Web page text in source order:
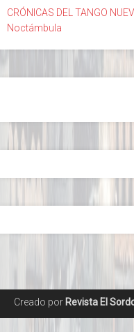
CRÓNICAS DEL TANGO
Noctámbula
Creado por Revista El